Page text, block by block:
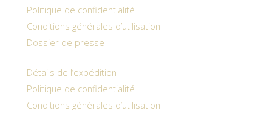
Politique de confidentialité
Conditions générales d’utilisation
Dossier de presse
Détails de l’expédition
Politique de confidentialité
Conditions générales d’utilisation